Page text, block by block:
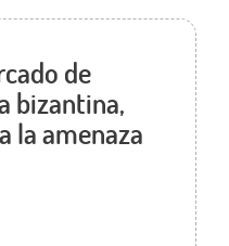
de
bizantina,
la amenaza